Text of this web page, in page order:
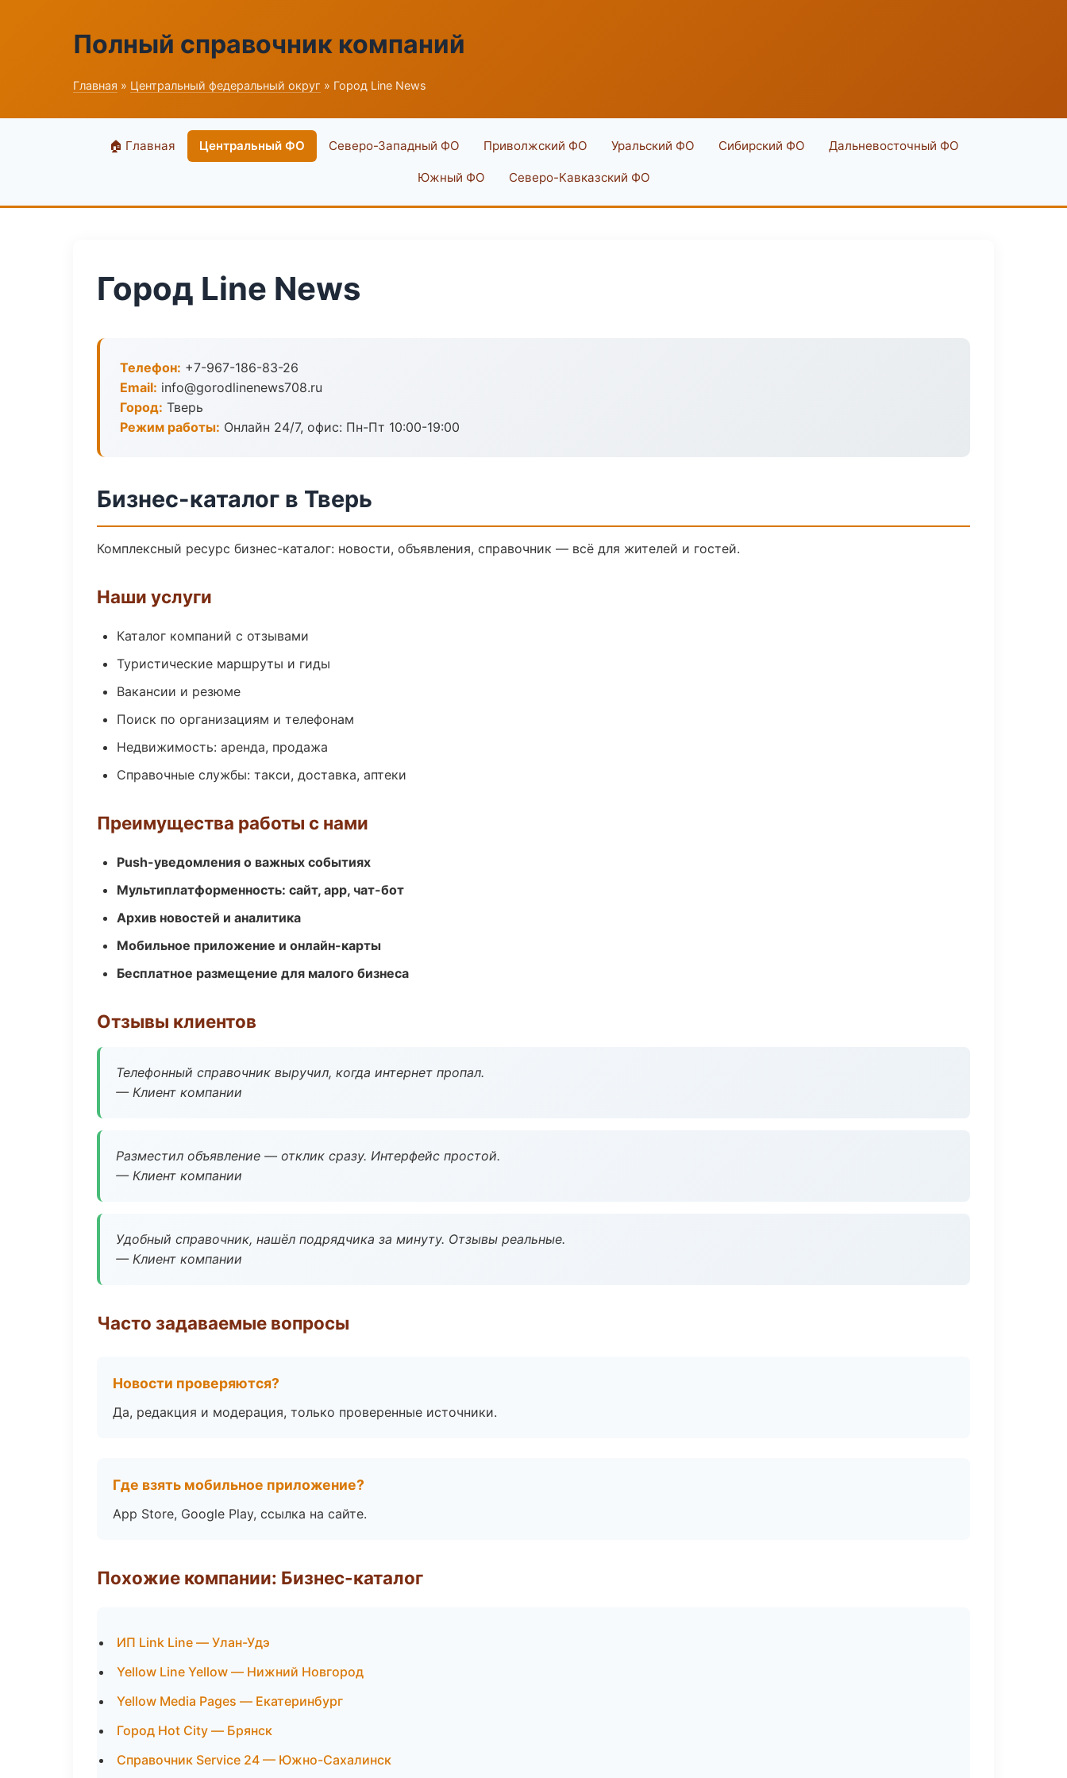
Полный справочник компаний
Главная » Центральный федеральный округ » Город Line News
🏠 Главная Центральный ФО Северо-Западный ФО Приволжский ФО Уральский ФО Сибирский ФО Дальневосточный ФО
Южный ФО Северо-Кавказский ФО
Город Line News
Телефон: +7-967-186-83-26
Email: info@gorodlinenews708.ru
Город: Тверь
Режим работы: Онлайн 24/7, офис: Пн-Пт 10:00-19:00
Бизнес-каталог в Тверь
Комплексный ресурс бизнес-каталог: новости, объявления, справочник — всё для жителей и гостей.
Наши услуги
Каталог компаний с отзывами
Туристические маршруты и гиды
Вакансии и резюме
Поиск по организациям и телефонам
Недвижимость: аренда, продажа
Справочные службы: такси, доставка, аптеки
Преимущества работы с нами
Push-уведомления о важных событиях
Мультиплатформенность: сайт, app, чат-бот
Архив новостей и аналитика
Мобильное приложение и онлайн-карты
Бесплатное размещение для малого бизнеса
Отзывы клиентов
Телефонный справочник выручил, когда интернет пропал.
— Клиент компании
Разместил объявление — отклик сразу. Интерфейс простой.
— Клиент компании
Удобный справочник, нашёл подрядчика за минуту. Отзывы реальные.
— Клиент компании
Часто задаваемые вопросы
Новости проверяются?
Да, редакция и модерация, только проверенные источники.
Где взять мобильное приложение?
App Store, Google Play, ссылка на сайте.
Похожие компании: Бизнес-каталог
ИП Link Line — Улан-Удэ
Yellow Line Yellow — Нижний Новгород
Yellow Media Pages — Екатеринбург
Город Hot City — Брянск
Справочник Service 24 — Южно-Сахалинск